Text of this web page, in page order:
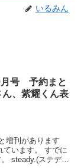
いるみん
号 予約まと
、紫耀くん表
増刊があります
ています。 すでに
steady.(ステデ